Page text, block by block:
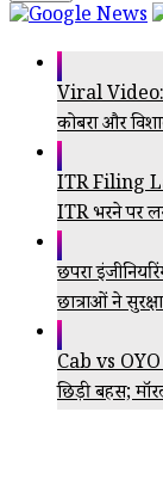
Viral Video:
कोबरा और
ITR Filing
ITR भरने पर
छपरा
छात्राओं ने
Cab vs OYO
छिड़ी बहस;